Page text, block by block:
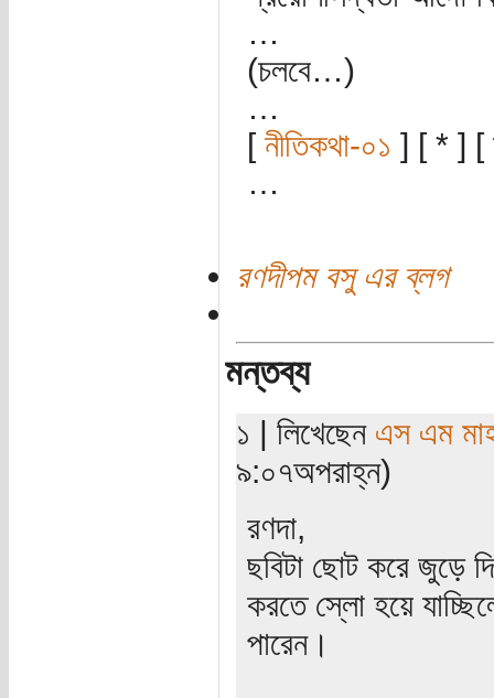
…
(চলবে…)
…
[ নীতিকথা-০১ ] [ * ] [
…
রণদীপম বসু এর ব্লগ
মন্তব্য
১ | লিখেছেন এস এম
৯:০৭অপরাহ্ন)
রণদা,
ছবিটা ছোট করে জুড়ে
করতে স্লো হয়ে
পারেন।